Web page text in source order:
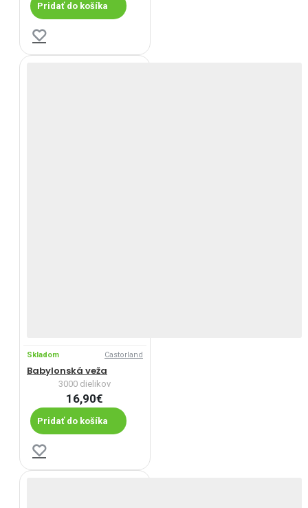
Pridať do košíka
Skladom Castorland
Babylonská veža
3000 dielikov
16,90€
Pridať do košíka